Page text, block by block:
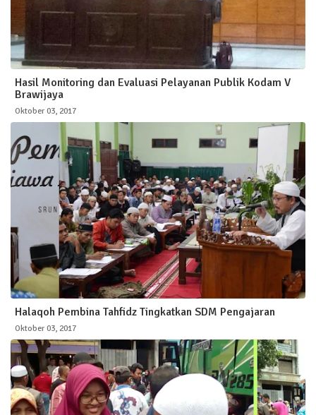
Hasil Monitoring dan Evaluasi Pelayanan Publik Kodam V
Brawijaya
Oktober 03, 2017
Halaqoh Pembina Tahfidz Tingkatkan SDM Pengajaran
Oktober 03, 2017